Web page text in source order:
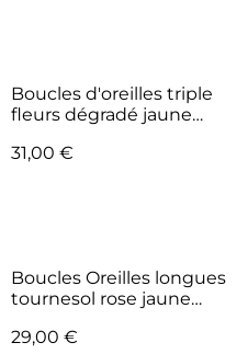
Boucles d'oreilles triple
fleurs dégradé jaune
Frutti
31,00 €
Boucles Oreilles longues
tournesol rose jaune
29,00 €